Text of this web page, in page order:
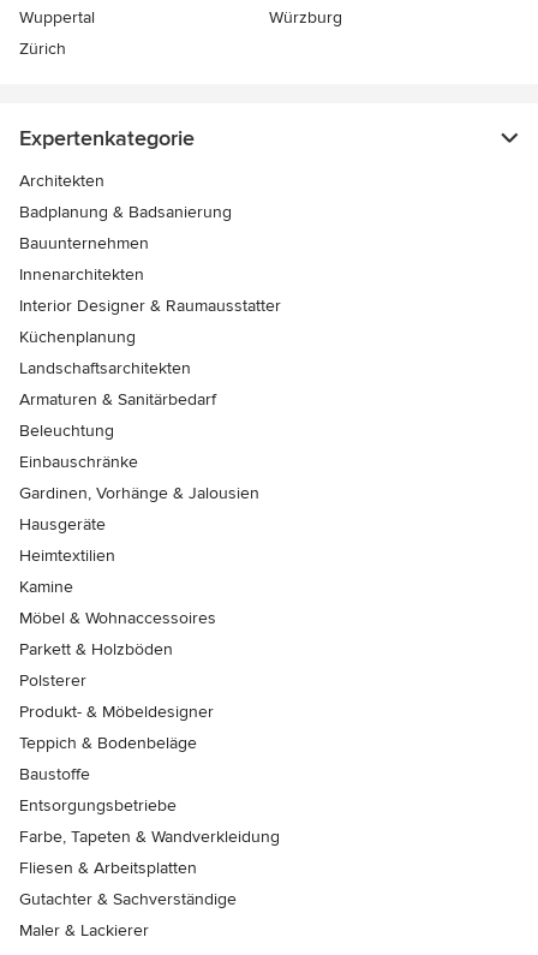
Wuppertal
Würzburg
Zürich
Expertenkategorie
Architekten
Badplanung & Badsanierung
Bauunternehmen
Innenarchitekten
Interior Designer & Raumausstatter
Küchenplanung
Landschaftsarchitekten
Armaturen & Sanitärbedarf
Beleuchtung
Einbauschränke
Gardinen, Vorhänge & Jalousien
Hausgeräte
Heimtextilien
Kamine
Möbel & Wohnaccessoires
Parkett & Holzböden
Polsterer
Produkt- & Möbeldesigner
Teppich & Bodenbeläge
Baustoffe
Entsorgungsbetriebe
Farbe, Tapeten & Wandverkleidung
Fliesen & Arbeitsplatten
Gutachter & Sachverständige
Maler & Lackierer